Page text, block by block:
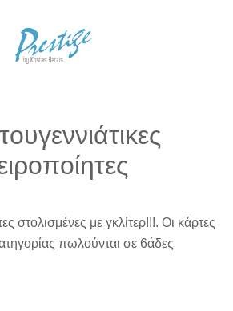
στολισμένες με γκλίτερ!!!. Οι κάρτες
πωλούνται σε 6άδες